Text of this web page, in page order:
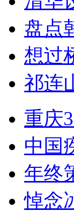
盘点
想过
祁连
重庆
中国
年终
悼念